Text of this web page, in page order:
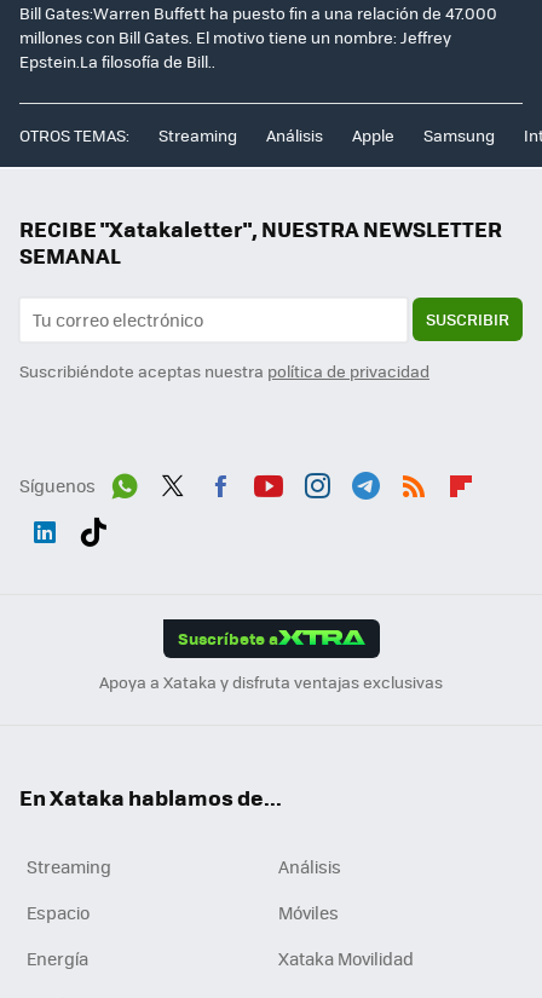
Bill Gates:Warren Buffett ha puesto fin a una relación de 47.000
millones con Bill Gates. El motivo tiene un nombre: Jeffrey
Epstein.La filosofía de Bill..
OTROS TEMAS: Streaming Análisis Apple Samsung
RECIBE "Xatakaletter", NUESTRA NEWSLETTER
SEMANAL
SUSCRIBIR
Suscribiéndote aceptas nuestra política de privacidad
Síguenos
Suscríbete a
Apoya a Xataka y disfruta ventajas exclusivas
En Xataka hablamos de...
Streaming
Análisis
Espacio
Móviles
Energía
Xataka Movilidad